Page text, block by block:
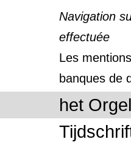
Navigation
effectuée
Les
banques de
het Orgel